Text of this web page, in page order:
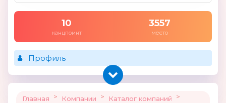
10
канцпоинт
3557
место
Профиль
Главная > Компании > Каталог компаний
>